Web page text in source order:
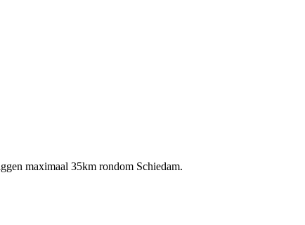
maximaal 35km rondom Schiedam.